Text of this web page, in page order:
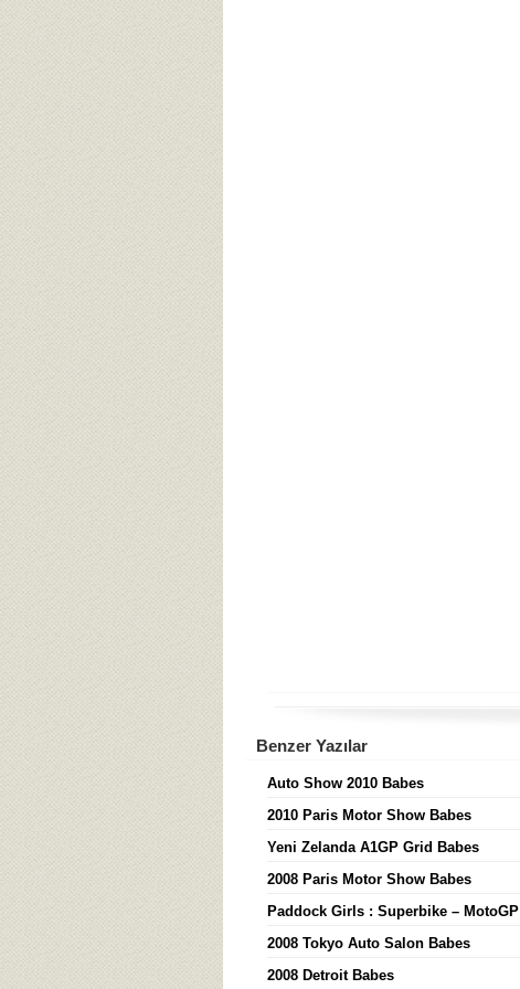
Benzer Yazılar
Auto Show 2010 Babes
2010 Paris Motor Show Babes
Yeni Zelanda A1GP Grid Babes
2008 Paris Motor Show Babes
Paddock Girls : Superbike – MotoGP
2008 Tokyo Auto Salon Babes
2008 Detroit Babes